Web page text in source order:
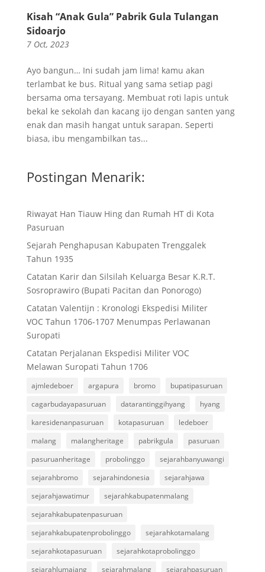
Kisah “Anak Gula” Pabrik Gula Tulangan
Sidoarjo
7 Oct, 2023
Ayo bangun… Ini sudah jam lima! kamu akan
terlambat ke bus. Ritual yang sama setiap pagi
bersama oma tersayang. Membuat roti lapis untuk
bekal ke sekolah dan kacang ijo dengan santen yang
enak dan masih hangat untuk sarapan. Seperti
biasa, ibu mengambilkan tas...
Postingan Menarik:
Riwayat Han Tiauw Hing dan Rumah HT di Kota
Pasuruan
Sejarah Penghapusan Kabupaten Trenggalek
Tahun 1935
Catatan Karir dan Silsilah Keluarga Besar K.R.T.
Sosroprawiro (Bupati Pacitan dan Ponorogo)
Catatan Valentijn : Kronologi Ekspedisi Militer
VOC Tahun 1706-1707 Menumpas Perlawanan
Suropati
Catatan Perjalanan Ekspedisi Militer VOC
Melawan Suropati Tahun 1706
ajmledeboer argapura bromo
bupatipasuruan
cagarbudayapasuruan
datarantinggihyang
hyang
karesidenanpasuruan
kotapasuruan
ledeboer
malang
malangheritage pabrikgula
pasuruan
pasuruanheritage
probolinggo
sejarahbanyuwangi
sejarahbromo
sejarahindonesia
sejarahjawa
sejarahjawatimur
sejarahkabupatenmalang
sejarahkabupatenpasuruan
sejarahkabupatenprobolinggo
sejarahkotamalang
sejarahkotapasuruan
sejarahkotaprobolinggo
sejarahlumajang
sejarahmalang sejarahpasuruan